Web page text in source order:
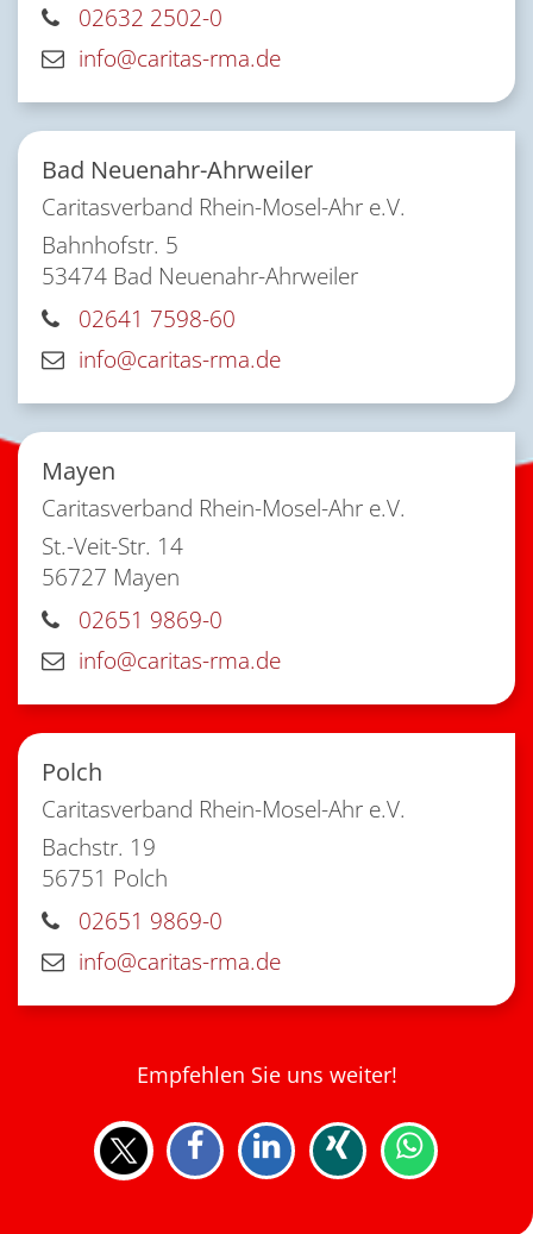
02632 2502-0
info@caritas-rma.de
Bad Neuenahr-Ahrweiler
Caritasverband Rhein-Mosel-Ahr e.V.
Bahnhofstr. 5
53474 Bad Neuenahr-Ahrweiler
02641 7598-60
info@caritas-rma.de
Mayen
Caritasverband Rhein-Mosel-Ahr e.V.
St.-Veit-Str. 14
56727 Mayen
02651 9869-0
info@caritas-rma.de
Polch
Caritasverband Rhein-Mosel-Ahr e.V.
Bachstr. 19
56751 Polch
02651 9869-0
info@caritas-rma.de
Empfehlen Sie uns weiter!